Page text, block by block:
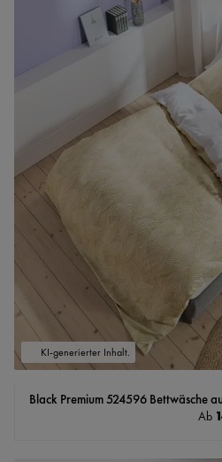
KI-generierter Inhalt.
Black Premium 524596 Bettwäsche
Ab